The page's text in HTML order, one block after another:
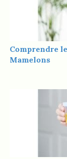
Comprendre
Mamelons